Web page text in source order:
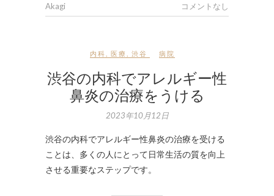
Akagi コメントなし
内科 医療 渋谷 病院
渋谷の内科でアレルギー性
鼻炎の治療をうける
2023年10月12日
渋谷の内科でアレルギー性鼻炎の治療を受ける
ことは、多くの人にとって日常生活の質を向上
させる重要なステップです。